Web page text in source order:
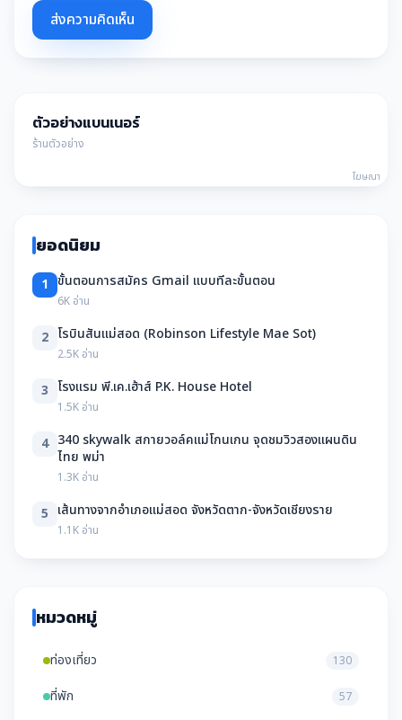
ส่งความคิดเห็น
ตัวอย่างแบนเนอร์
ร้านตัวอย่าง
โฆษณา
ยอดนิยม
1 ขั้นตอนการสมัคร Gmail แบบทีละขั้นตอน
6K อ่าน
2 โรบินสันแม่สอด (Robinson Lifestyle Mae Sot)
2.5K อ่าน
3 โรงแรม พี.เค.เฮ้าส์ P.K. House Hotel
1.5K อ่าน
4 340 skywalk สกายวอล์คแม่โกนเกน จุดชมวิวสองแผนดิน
ไทย พม่า
1.3K อ่าน
5 เส้นทางจากอำเภอแม่สอด จังหวัดตาก-จังหวัดเชียงราย
1.1K อ่าน
หมวดหมู่
ท่องเที่ยว 130
ที่พัก 57